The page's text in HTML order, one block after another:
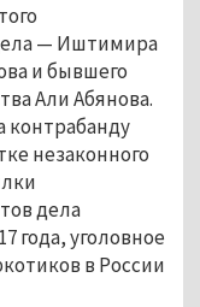
— Иштимира
и бывшего
Али Абянова.
контрабанду
незаконного
дела
года, уголовное
в России